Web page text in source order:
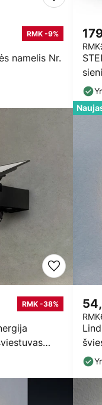
namelis Nr.
RMK -9%
RMK
RMK -38%
RMK